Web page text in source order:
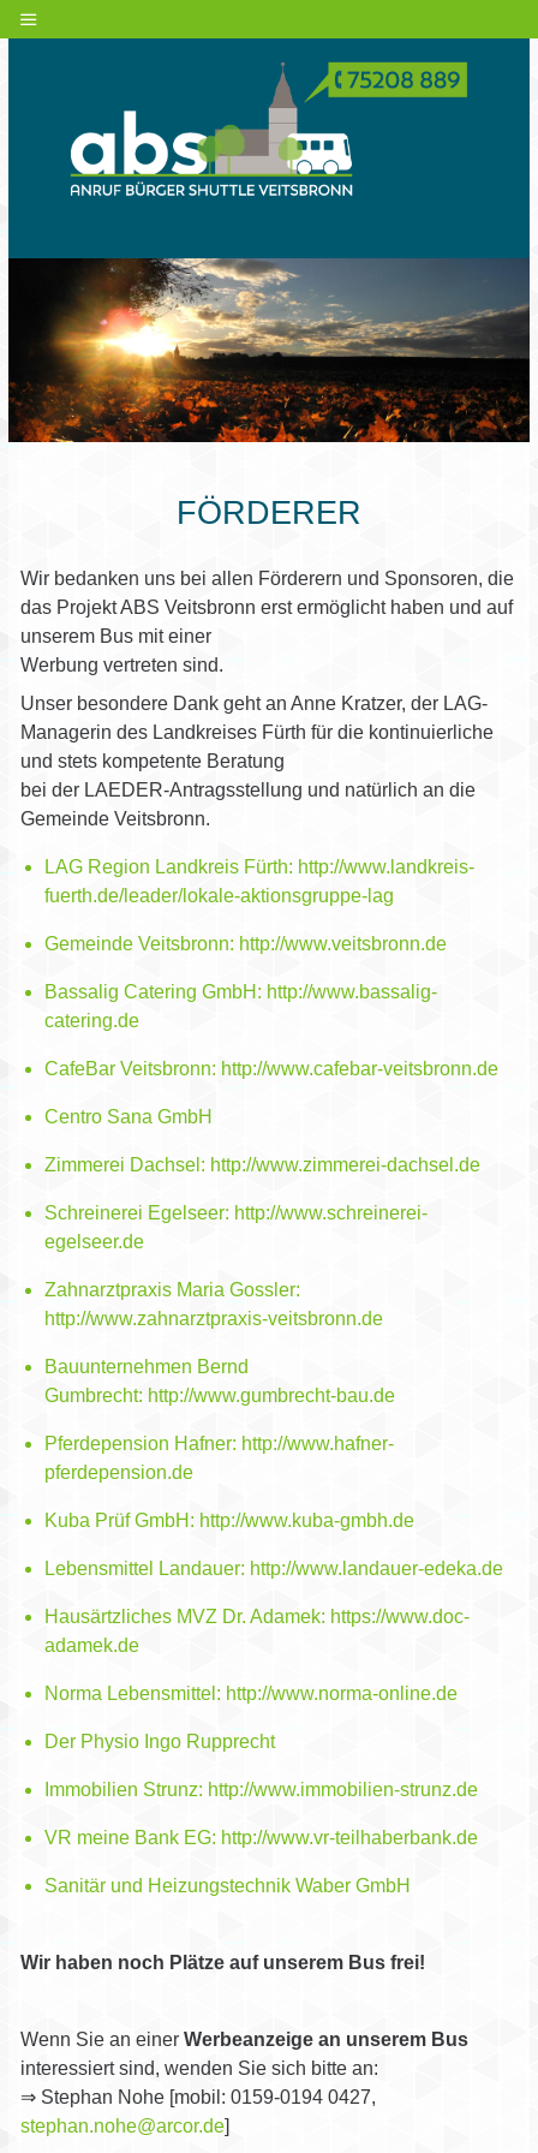
FÖRDERER
Wir bedanken uns bei allen Förderern und Sponsoren, die
das Projekt ABS Veitsbronn erst ermöglicht haben und auf
unserem Bus mit einer
Werbung vertreten sind.
Unser besondere Dank geht an Anne Kratzer, der LAG-
Managerin des Landkreises Fürth für die kontinuierliche
und stets kompetente Beratung
bei der LAEDER-Antragsstellung und natürlich an die
Gemeinde Veitsbronn.
LAG Region Landkreis Fürth: http://www.landkreis-
fuerth.de/leader/lokale-aktionsgruppe-lag
Gemeinde Veitsbronn: http://www.veitsbronn.de
Bassalig Catering GmbH: http://www.bassalig-
catering.de
CafeBar Veitsbronn: http://www.cafebar-veitsbronn.de
Centro Sana GmbH
Zimmerei Dachsel: http://www.zimmerei-dachsel.de
Schreinerei Egelseer: http://www.schreinerei-
egelseer.de
Zahnarztpraxis Maria Gossler:
http://www.zahnarztpraxis-veitsbronn.de
Bauunternehmen Bernd
Gumbrecht: http://www.gumbrecht-bau.de
Pferdepension Hafner: http://www.hafner-
pferdepension.de
Kuba Prüf GmbH: http://www.kuba-gmbh.de
Lebensmittel Landauer: http://www.landauer-edeka.de
Hausärtzliches MVZ Dr. Adamek: https://www.doc-
adamek.de
Norma Lebensmittel: http://www.norma-online.de
Der Physio Ingo Rupprecht
Immobilien Strunz: http://www.immobilien-strunz.de
VR meine Bank EG: http://www.vr-teilhaberbank.de
Sanitär und Heizungstechnik Waber GmbH
Wir haben noch Plätze auf unserem Bus frei!
Wenn Sie an einer Werbeanzeige an unserem Bus
interessiert sind, wenden Sie sich bitte an:
⇒ Stephan Nohe [mobil: 0159-0194 0427,
stephan.nohe@arcor.de]